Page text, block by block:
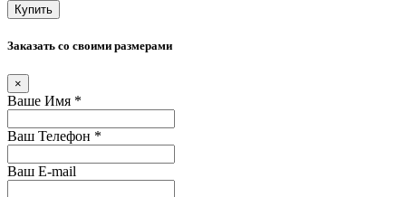
Купить
Заказать со своими размерами
×
Ваше Имя *
Ваш Телефон *
Ваш E-mail